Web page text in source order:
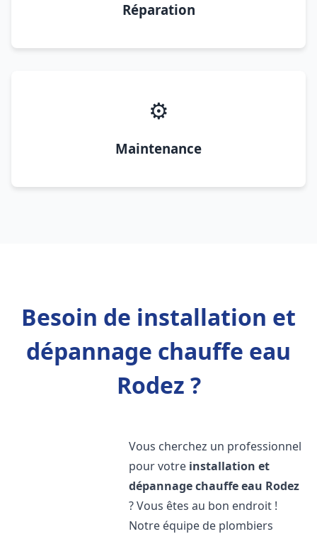
Réparation
⚙️
Maintenance
Besoin de installation et
dépannage chauffe eau
Rodez ?
Vous cherchez un professionnel
pour votre installation et
dépannage chauffe eau Rodez
? Vous êtes au bon endroit !
Notre équipe de plombiers